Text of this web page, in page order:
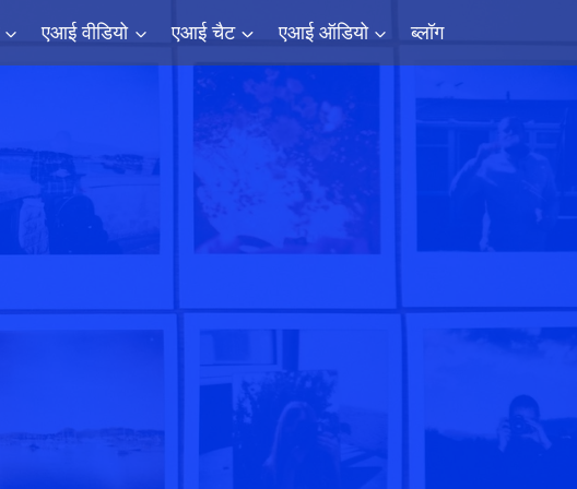
एआई वीडियो एआई चैट एआई ऑडियो ब्लॉग